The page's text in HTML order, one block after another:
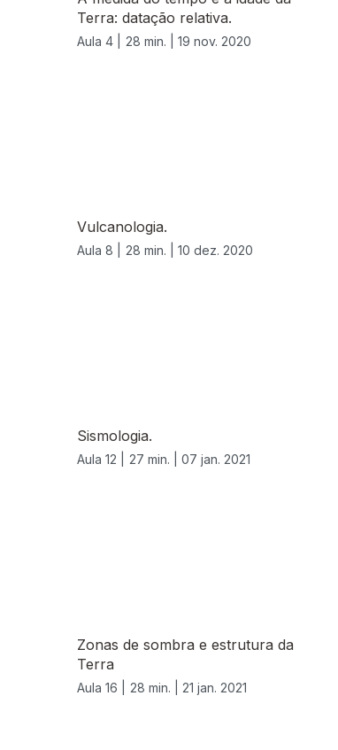
Terra: datação relativa.
Aula 4 | 28 min. | 19 nov. 2020
Vulcanologia.
Aula 8 | 28 min. | 10 dez. 2020
Sismologia.
Aula 12 | 27 min. | 07 jan. 2021
Zonas de sombra e estrutura da
Terra
Aula 16 | 28 min. | 21 jan. 2021